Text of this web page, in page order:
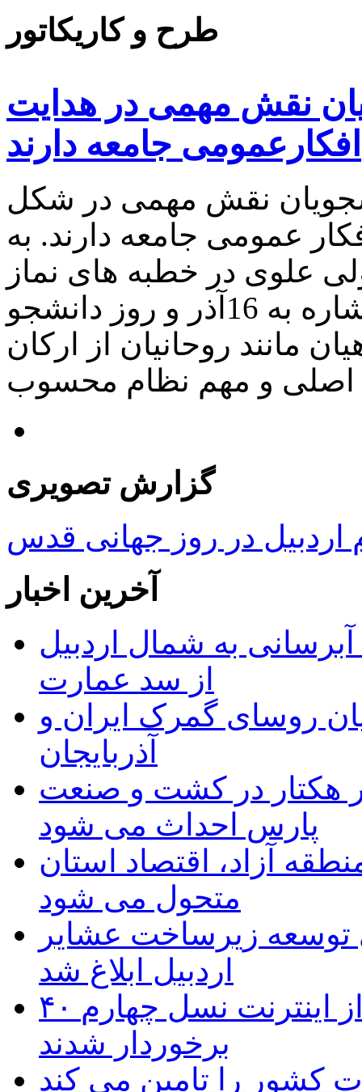
طرح و کاریکاتور
نقش مهمی در هدایت
افکارعمومی جامعه دارند
نقش مهمی در شکل
عمومی جامعه دارند. به
علوی در خطبه های نماز
جمعه این هفته پارس آباد با اشاره به 16آذر و روز دانشجو
مانند روحانیان از ارکان
گزارش تصویری
در روز جهانی قدس
آخرین اخبار
ماده ۲۳ طرح آبرسانی به شمال اردبیل
از سد عمارت
روسای گمرک ایران و
آذربایجان
هکتار در کشت و صنعت
پارس احداث می شود
آزاد، اقتصاد استان
متحول می شود
برای توسعه زیرساخت عشایر
اردبیل ابلاغ شد
۴۰ روستای شهرستان گِرمی از اینترنت نسل چهارم
برخوردار شدند